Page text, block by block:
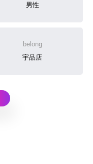
男性
belong
宇品店